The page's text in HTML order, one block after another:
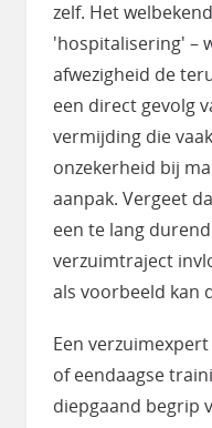
zelf. Het
'hospitalisering' –
afwezigheid de
een direct gevolg
vermijding die
onzekerheid bij
aanpak. Vergeet
een te lang
verzuimtraject
als voorbeeld kan
Een
of eendaagse
diepgaand begrip